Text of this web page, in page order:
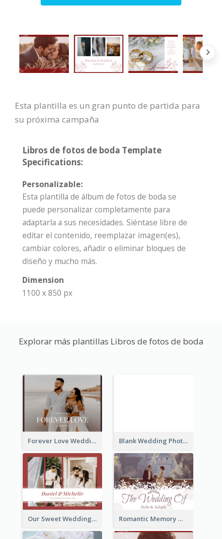
Esta plantilla es un gran punto de partida para
su próxima campaña
Libros de fotos de boda Template
Specifications:
Personalizable:
Esta plantilla de álbum de fotos de boda se
puede personalizar completamente para
adaptarla a sus necesidades. Siéntase libre de
editar el contenido, reemplazar imagen(es),
cambiar colores, añadir o eliminar bloques de
diseño y mucho más.
Dimension
1100 x 850 px
Explorar más plantillas Libros de fotos de boda
Forever Love Wedding Photo Book Blank Wedding Photo Book
Our Sweet Wedding Photo Book Romantic Memory Wedding Photo Book